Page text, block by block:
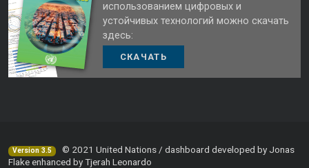
использованием цифровых и
устойчивых технологий можно скачать
здесь:
СКАЧАТЬ
Version 3.5
© 2021 United Nations / dashboard developed by Jonas
Flake enhanced by Tjerah Leonardo